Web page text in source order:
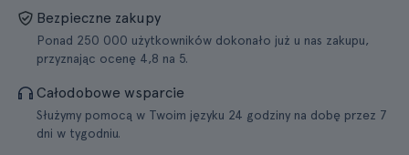
Bezpieczne zakupy
Ponad 250 000 użytkowników dokonało już u nas zakupu,
przyznając ocenę 4,8 na 5.
Całodobowe wsparcie
Służymy pomocą w Twoim języku 24 godziny na dobę przez 7
dni w tygodniu.